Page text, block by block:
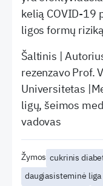
kelią COVID-19
ligos formų
Šaltinis |
rezenzavo Prof.
Universitetas
ligų, šeimos
vadovas
Žymos cukrinis
daugiasisteminė liga